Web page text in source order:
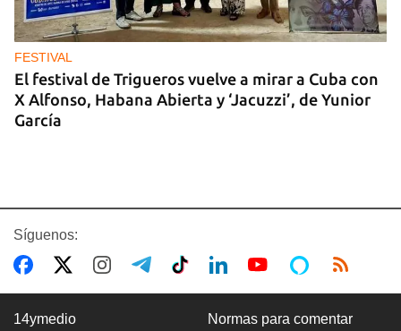
FESTIVAL
El festival de Trigueros vuelve a mirar a Cuba con
X Alfonso, Habana Abierta y ‘Jacuzzi’, de Yunior
García
Síguenos:
14ymedio Normas para comentar